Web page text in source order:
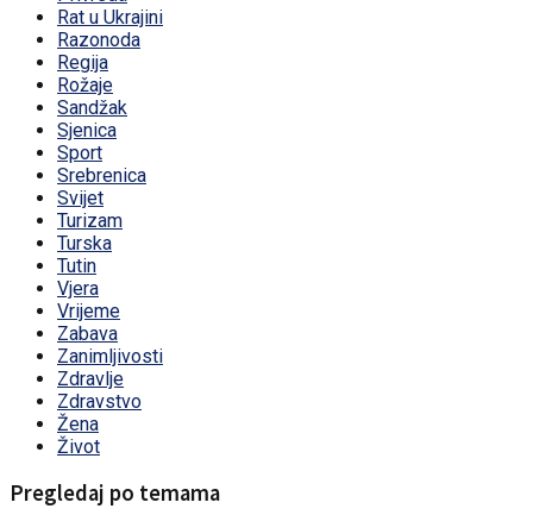
Rat u Ukrajini
Razonoda
Regija
Rožaje
Sandžak
Sjenica
Sport
Srebrenica
Svijet
Turizam
Turska
Tutin
Vjera
Vrijeme
Zabava
Zanimljivosti
Zdravlje
Zdravstvo
Žena
Život
Pregledaj po temama